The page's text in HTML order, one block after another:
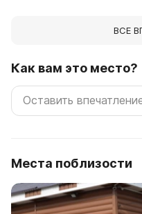
ВСЕ
Как вам это место?
Места поблизости